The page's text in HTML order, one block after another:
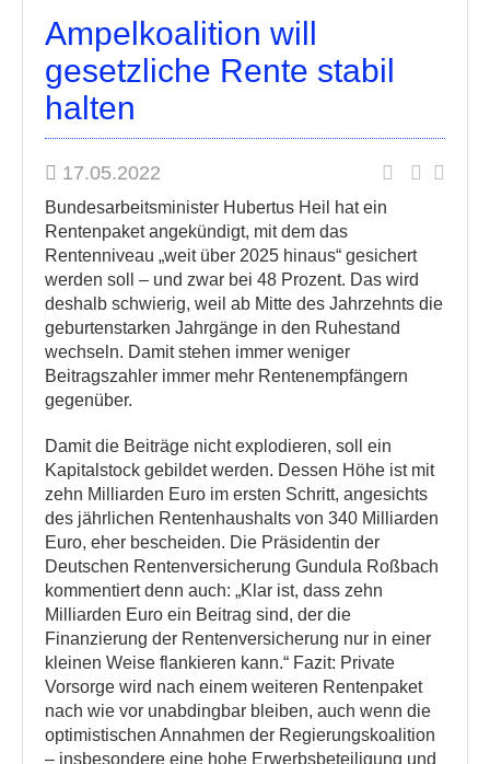
Ampelkoalition will
gesetzliche Rente stabil
halten
17.05.2022
Bundesarbeitsminister Hubertus Heil hat ein
Rentenpaket angekündigt, mit dem das
Rentenniveau „weit über 2025 hinaus“ gesichert
werden soll – und zwar bei 48 Prozent. Das wird
deshalb schwierig, weil ab Mitte des Jahrzehnts die
geburtenstarken Jahrgänge in den Ruhestand
wechseln. Damit stehen immer weniger
Beitragszahler immer mehr Rentenempfängern
gegenüber.
Damit die Beiträge nicht explodieren, soll ein
Kapitalstock gebildet werden. Dessen Höhe ist mit
zehn Milliarden Euro im ersten Schritt, angesichts
des jährlichen Rentenhaushalts von 340 Milliarden
Euro, eher bescheiden. Die Präsidentin der
Deutschen Rentenversicherung Gundula Roßbach
kommentiert denn auch: „Klar ist, dass zehn
Milliarden Euro ein Beitrag sind, der die
Finanzierung der Rentenversicherung nur in einer
kleinen Weise flankieren kann.“ Fazit: Private
Vorsorge wird nach einem weiteren Rentenpaket
nach wie vor unabdingbar bleiben, auch wenn die
optimistischen Annahmen der Regierungskoalition
– insbesondere eine hohe Erwerbsbeteiligung und